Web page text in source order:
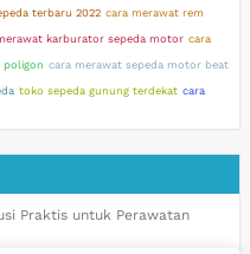
terbaru 2022 cara merawat rem
karburator sepeda motor cara
poligon cara merawat sepeda motor beat
toko sepeda gunung terdekat cara
Praktis untuk Perawatan